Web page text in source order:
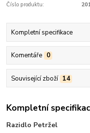
Číslo produktu:
Kompletní specifikace
Komentáře 0
Související zboží 14
Kompletní
Razidlo Petržel